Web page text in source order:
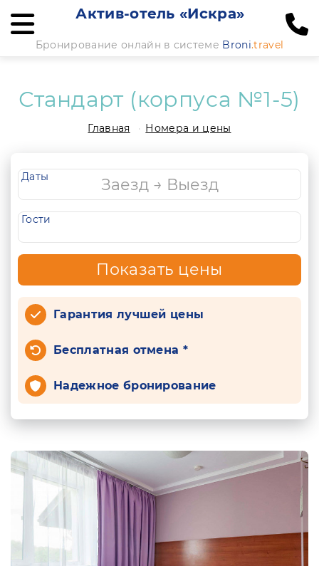
Актив-отель «Искра»
Бронирование онлайн в системе Broni.travel
Стандарт (корпуса №1-5)
Главная Номера и цены
Даты
Гости
Показать цены
Гарантия лучшей цены
Бесплатная отмена *
Надежное бронирование